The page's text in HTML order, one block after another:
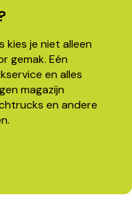
kies je niet alleen
gemak. Eén
en alles
magazijn
en andere